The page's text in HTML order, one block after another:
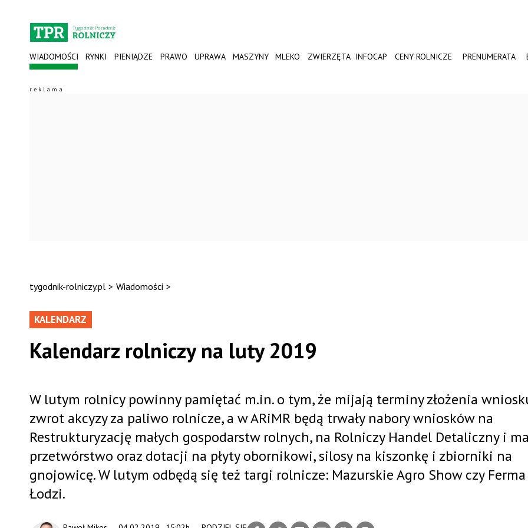
WIADOMOŚCI RYNKI PIENIĄDZE PRAWO UPRAWA MASZYNY MLEKO ZWIERZĘTA INFOCAP CENY ROLNICZE PRENUMERATA
tygodnik-rolniczy.pl > Wiadomości >
KALENDARZ
Kalendarz rolniczy na luty 2019
W lutym rolnicy powinny pamiętać m.in. o tym, że mijają terminy złożenia
zwrot akcyzy za paliwo rolnicze, a w ARiMR będą trwały nabory wniosków na
Restrukturyzację małych gospodarstw rolnych, na Rolniczy Handel Detaliczny i
przetwórstwo oraz dotacji na płyty obornikowi, silosy na kiszonkę i zbiorniki na
gnojowicę. W lutym odbędą się też targi rolnicze: Mazurskie Agro Show czy
Łodzi.